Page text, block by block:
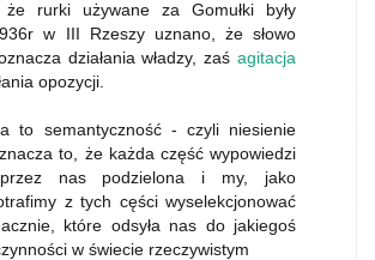
że rurki używane za Gomułki były
w III Rzeszy uznano, że słowo
działania władzy, zaś agitacja
opozycji.
to semantyczność - czyli niesienie
to, że każda część wypowiedzi
nas podzielona i my, jako
z tych cęści wyselekcjonować
które odsyła nas do jakiegoś
w świecie rzeczywistym